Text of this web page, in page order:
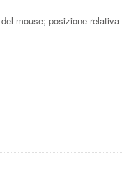
mouse; posizione